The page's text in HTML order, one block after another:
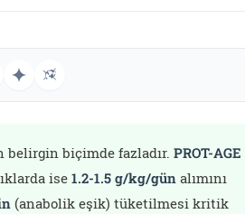
belirgin biçimde fazladır.PROT-AGE
ise1.2-1.5 g/kg/gün alımını
(anabolik eşik) tüketilmesi kritik